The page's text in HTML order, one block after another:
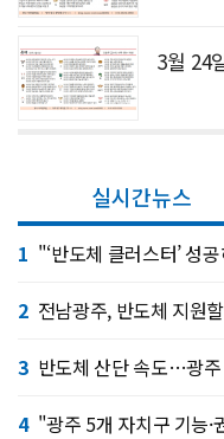
3월 24
실시간뉴스
1 "‘반도체 클러스터’ 성
2 전남광주, 반도체 지원
3 반도체 산단 속도…광
4 "광주 5개 자치구 기능